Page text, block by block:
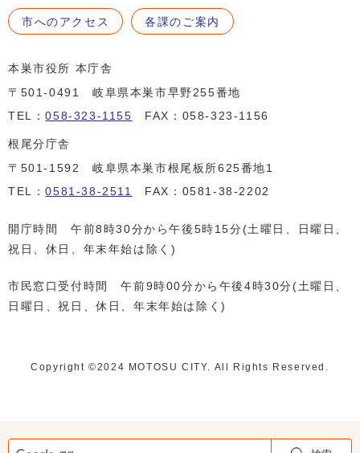
市へのアクセス 各課のご案内
本巣市役所 本庁舎
〒501-0491 岐阜県本巣市早野255番地
TEL：058-323-1155 FAX：058-323-1156
根尾分庁舎
〒501-1592 岐阜県本巣市根尾板所625番地1
TEL：0581-38-2511 FAX：0581-38-2202
開庁時間 午前8時30分から午後5時15分(土曜日、日曜日、
祝日、休日、年末年始は除く)
市民窓口受付時間 午前9時00分から午後4時30分(土曜日、
日曜日、祝日、休日、年末年始は除く)
Copyright ©️2024 MOTOSU CITY. All Rights Reserved.